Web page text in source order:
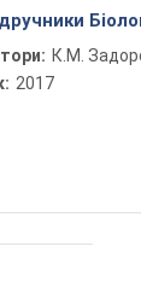
К.М.
2017